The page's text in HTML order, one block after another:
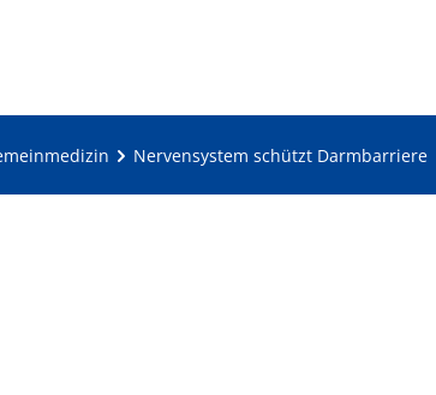
Nervensystem schützt Darmbarriere